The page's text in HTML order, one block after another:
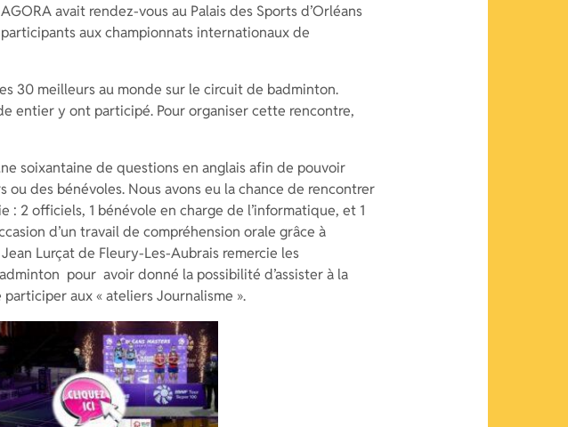
avait rendez-vous au Palais des Sports d’Orléans
aux championnats internationaux de
30 meilleurs au monde sur le circuit de badminton.
entier y ont participé. Pour organiser cette rencontre,
soixantaine de questions en anglais afin de pouvoir
des bénévoles. Nous avons eu la chance de rencontrer
: 2 officiels, 1 bénévole en charge de l’informatique, et 1
d’un travail de compréhension orale grâce à
Lurçat de Fleury-Les-Aubrais remercie les
pour avoir donné la possibilité d’assister à la
aux « ateliers Journalisme ».